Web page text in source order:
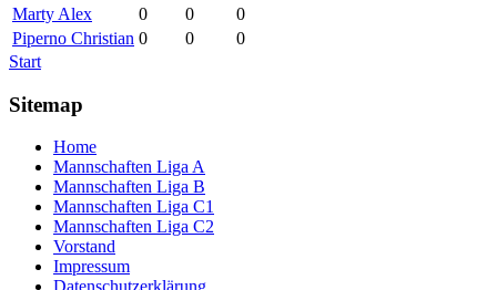
Marty Alex
0 0
0
Piperno Christian 0 0
0
Start
Sitemap
Home
Mannschaften Liga A
Mannschaften Liga B
Mannschaften Liga C1
Mannschaften Liga C2
Vorstand
Impressum